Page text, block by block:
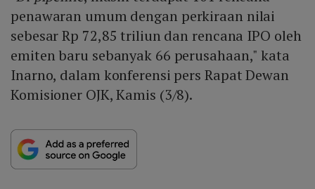
penawaran umum dengan perkiraan nilai
sebesar Rp 72,85 triliun dan rencana IPO oleh
emiten baru sebanyak 66 perusahaan," kata
Inarno, dalam konferensi pers Rapat Dewan
Komisioner OJK, Kamis (3/8).